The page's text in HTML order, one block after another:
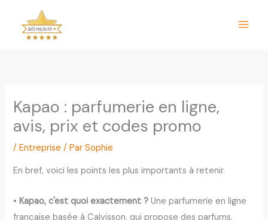
contenu
Kapao : parfumerie en ligne,
avis, prix et codes promo
/Entreprise / ParSophie
En bref, voici les points les plus importants à retenir.
• Kapao, c'est quoi exactement ? Une parfumerie en ligne
française basée à Calvisson, qui propose des parfums,